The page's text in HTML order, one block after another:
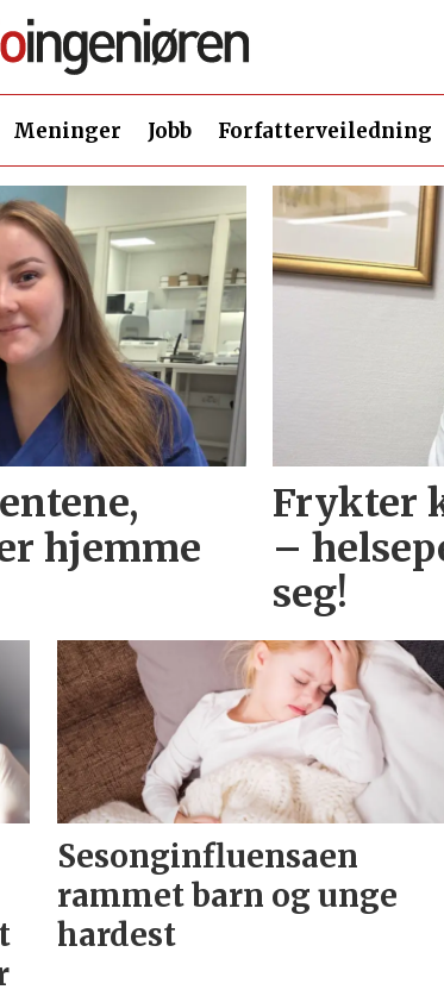
Meninger Jobb Forfatterveiledning
hjemme
Frykter
–
seg!
Sesonginfluensaen
rammet barn og unge
hardest